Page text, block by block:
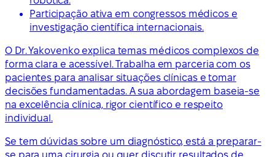
Participação ativa em congressos médicos e
investigação científica internacionais.
O Dr. Yakovenko explica temas médicos complexos de
forma clara e acessível. Trabalha em parceria com os
pacientes para analisar situações clínicas e tomar
decisões fundamentadas. A sua abordagem baseia-se
na excelência clínica, rigor científico e respeito
individual.
Se tem dúvidas sobre um diagnóstico, está a preparar-